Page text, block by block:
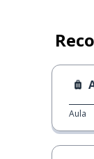
Aula